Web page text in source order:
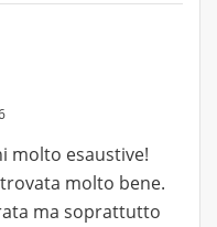
molto esaustive!
molto bene.
ma soprattutto